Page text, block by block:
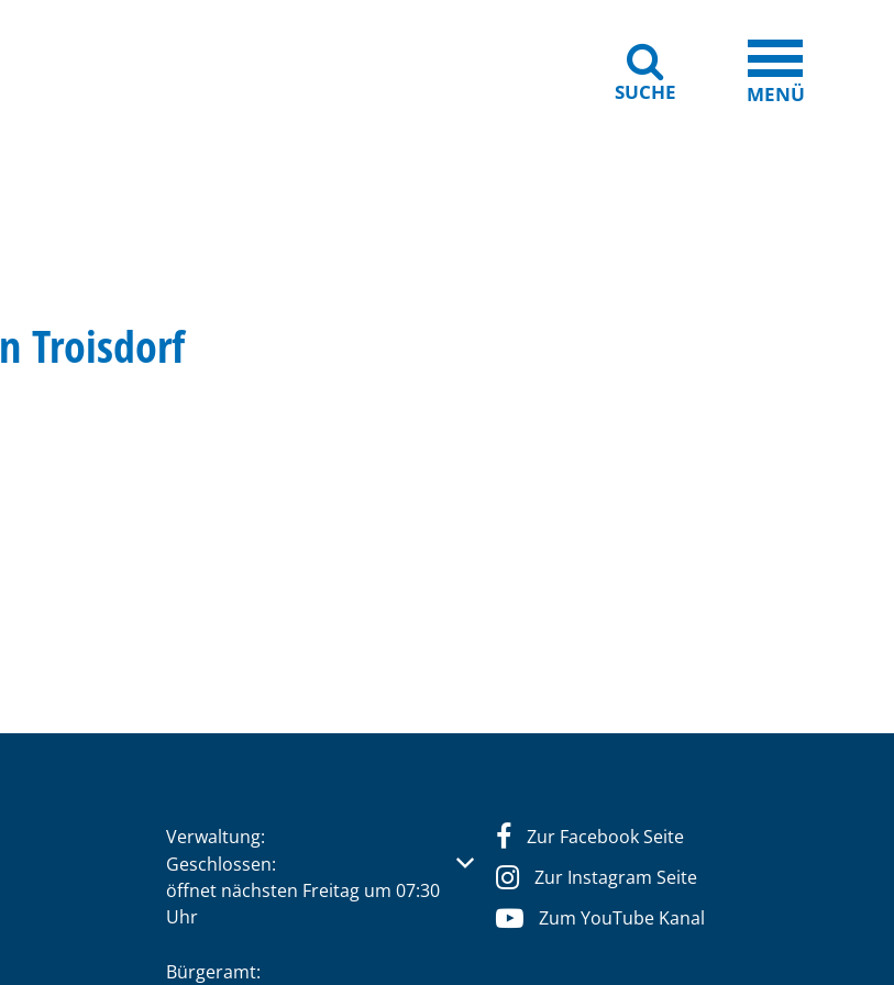
SUCHE MENÜ
Troisdorf
Verwaltung:
Klicken, um weitere Öffnungs- oder Schließzeiten auszublenden
Geschlossen:
öffnet nächsten Freitag um 07:30
Uhr
Bürgeramt:
Zur Facebook Seite
Zur Instagram Seite
Zum YouTube Kanal